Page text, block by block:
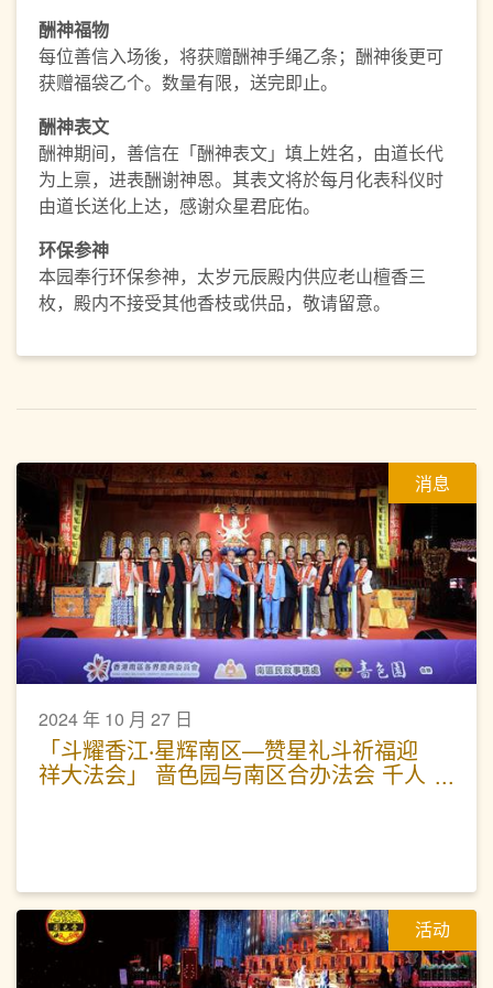
酬神福物
每位善信入场後，将获赠酬神手绳乙条；酬神後更可
获赠福袋乙个。数量有限，送完即止。
酬神表文
酬神期间，善信在「酬神表文」填上姓名，由道长代
为上禀，进表酬谢神恩。其表文将於每月化表科仪时
由道长送化上达，感谢众星君庇佑。
环保参神
本园奉行环保参神，太岁元辰殿内供应老山檀香三
枚，殿内不接受其他香枝或供品，敬请留意。
消息
2024 年 10 月 27 日
「斗耀香江‧星辉南区—赞星礼斗祈福迎
祥大法会」 啬色园与南区合办法会 千人
活动